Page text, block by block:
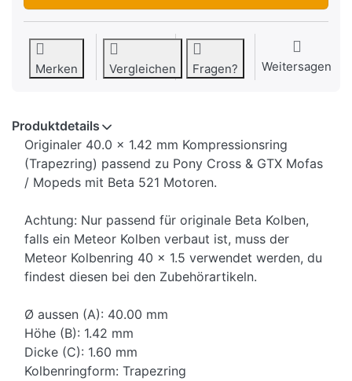
Merken Vergleichen Fragen? Weitersagen
Produktdetails
Originaler 40.0 x 1.42 mm Kompressionsring
(Trapezring) passend zu Pony Cross & GTX Mofas
/ Mopeds mit Beta 521 Motoren.
Achtung: Nur passend für originale Beta Kolben,
falls ein Meteor Kolben verbaut ist, muss der
Meteor Kolbenring 40 x 1.5 verwendet werden, du
findest diesen bei den Zubehörartikeln.
Ø aussen (A): 40.00 mm
Höhe (B): 1.42 mm
Dicke (C): 1.60 mm
Kolbenringform: Trapezring